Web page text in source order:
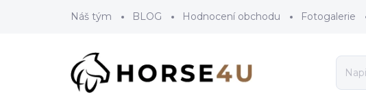
Náš tým BLOG Hodnocení obchodu Fotogalerie